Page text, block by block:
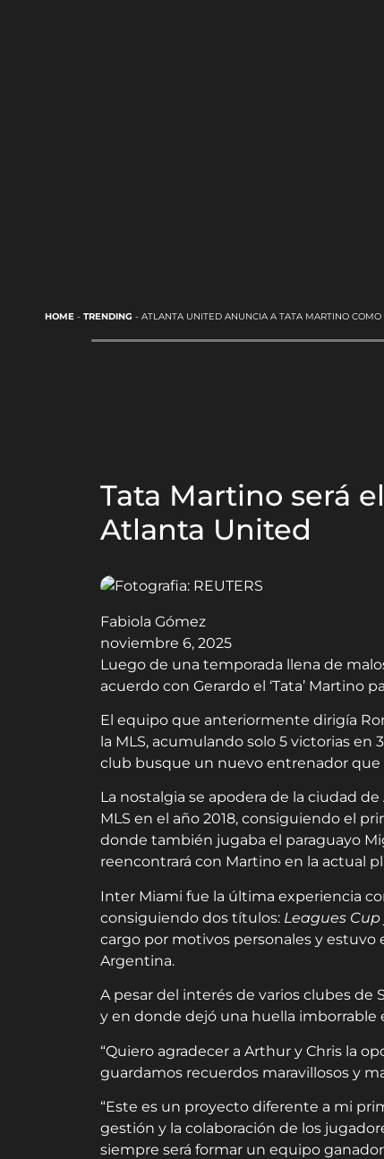
HOME- TRENDING - ATLANTA UNITED ANUNCIA A TATA MARTINO
Tata Martino será
Atlanta United
Fabiola Gómez
noviembre 6, 2025
Luego de una temporada llena de
acuerdo con Gerardo el ‘Tata’ Martino
El equipo que anteriormente dirigía
la MLS, acumulando solo 5 victorias en
club busque un nuevo entrenador que
La nostalgia se apodera de la ciudad
MLS en el año 2018, consiguiendo el
donde también jugaba el paraguayo
reencontrará con Martino en la actual
Inter Miami fue la última experiencia
consiguiendo dos títulos: Leagues
cargo por motivos personales y
Argentina.
A pesar del interés de varios clubes de
y en donde dejó una huella imborrable
“Quiero agradecer a Arthur y Chris la
guardamos recuerdos maravillosos y
“Este es un proyecto diferente a mi
gestión y la colaboración de los
siempre será formar un equipo